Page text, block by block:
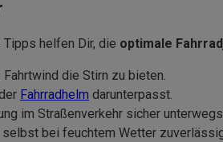
helfen Dir, die optimale
die Stirn zu bieten.
Fahrradhelm darunterpasst.
im Straßenverkehr sicher
bei feuchtem Wetter